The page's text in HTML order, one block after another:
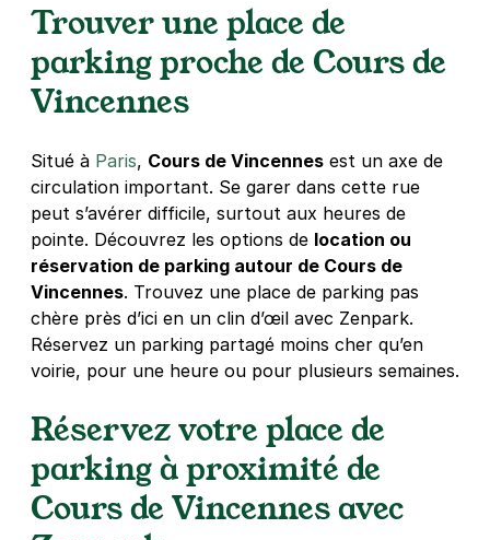
4,4 (206 avis)
3 €/heure,27 €/jour,74 €/semaine (tarifs dégressifs)
Réserver
Paris - Nation - Avron
9 rue de Lagny
75020Paris
4,1(151 avis)
3 €/heure,27 €/jour,74 €/semaine(tarifs dégressifs)
Réserver
+ Abonnements disponibles
Métro Bel-Air - 26 rue Sibuet - Paris
12
26 rue Sibuet
Trouver une place de
parking proche de Cours de
Vincennes
Situé à Paris, Cours de Vincennes est un axe de
circulation important. Se garer dans cette rue
peut s’avérer difficile, surtout aux heures de
pointe. Découvrez les options de location ou
réservation de parking autour de Cours de
Vincennes. Trouvez une place de parking pas
chère près d’ici en un clin d’œil avec Zenpark.
Réservez un parking partagé moins cher qu’en
voirie, pour une heure ou pour plusieurs semaines.
Réservez votre place de
parking à proximité de
Cours de Vincennes avec